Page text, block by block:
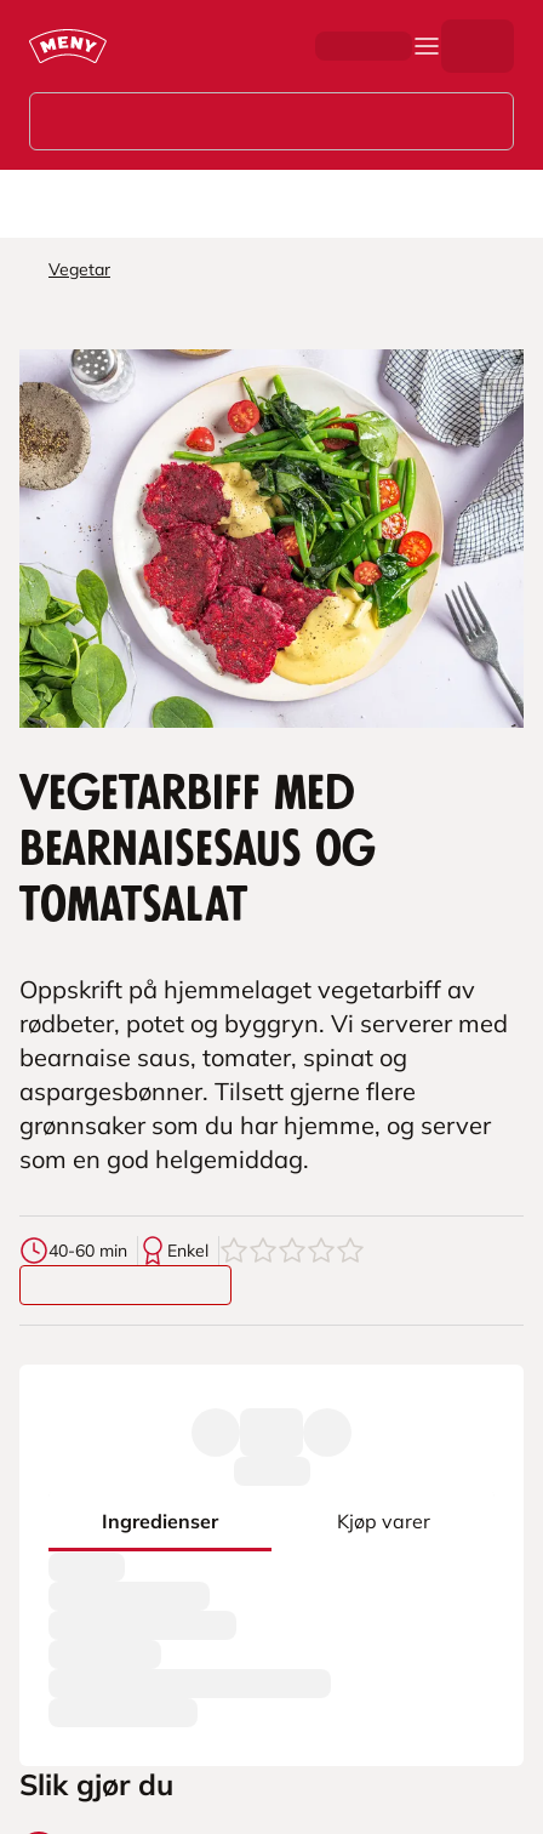
Vegetar
Vegetarbiff med
bearnaisesaus og
tomatsalat
Oppskrift på hjemmelaget vegetarbiff av
rødbeter, potet og byggryn. Vi serverer med
bearnaise saus, tomater, spinat og
aspargesbønner. Tilsett gjerne flere
grønnsaker som du har hjemme, og server
som en god helgemiddag.
40-60 min Enkel 0av5stjerner
Ingredienser Kjøp varer
Slik gjør du